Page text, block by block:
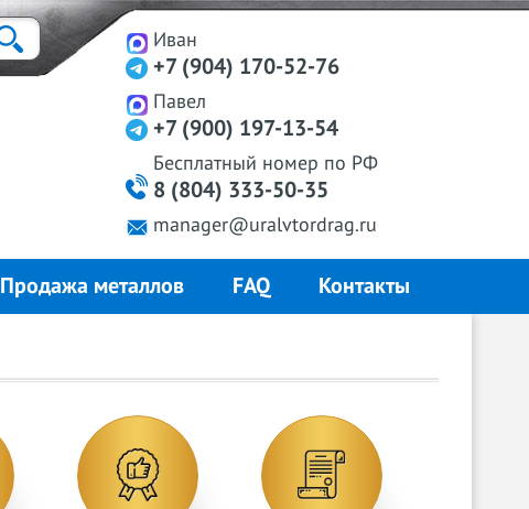
Иван
+7 (904) 170-52-76
Павел
+7 (900) 197-13-54
Бесплатный номер по РФ
8 (804) 333-50-35
manager@uralvtordrag.ru
Продажа металлов FAQ Контакты